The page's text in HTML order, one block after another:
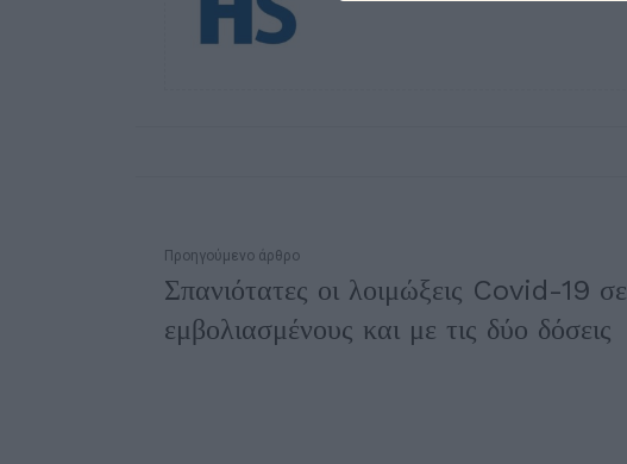
Προηγούμενο άρθρο
Σπανιότατες οι λοιμώξεις Covid-19 σε
εμβολιασμένους και με τις δύο δόσεις